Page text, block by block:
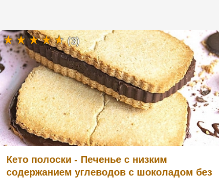
Кето полоски - Печенье с низким
содержанием углеводов с шоколадом без
(3)